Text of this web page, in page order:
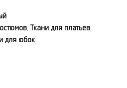
, Ткани для платьев,
для юбок